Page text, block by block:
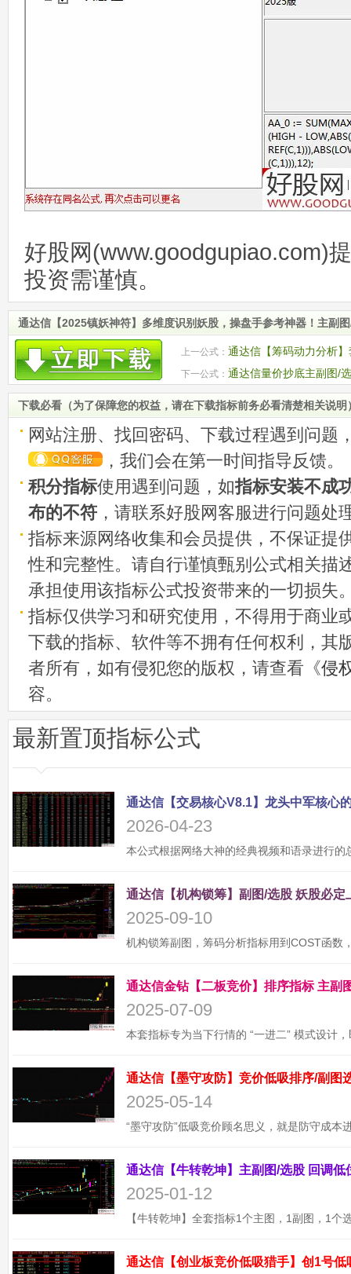
好股网(www.goodgupiao.com)
投资需谨慎。
通达信【2025镇妖神符】多维度识别妖股，操盘手参考神器！主副
上一公式： 通达信【筹码动力分析
源码
下一公式： 通达信量价抄底主副图/
码
下载必看（为了保障您的权益，请在下载指标前务必看清楚相关说明
网站注册、找回密码、下载过程遇到问题
，我们会在第一时间指导反馈。
积分指标使用遇到问题，如指标安装不成
布的不符 ，请联系好股网客服进行问题处
指标来源网络收集和会员提供，不保证提
性和完整性。请自行谨慎甄别公式相关描
承担使用该指标公式投资带来的一切损失
指标仅供学习和研究使用，不得用于商业
下载的指标、软件等不拥有任何权利，其
者所有，如有侵犯您的版权，请查看《侵
容。
最新置顶指标公式
2026-04-23
2025-09-10
2025-07-09
2025-05-14
2025-01-12
通达信【创业板竞价低吸猎手】创1号